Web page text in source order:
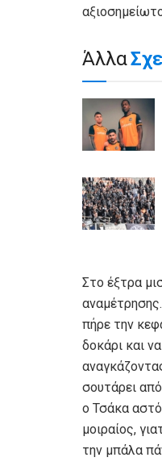
Άλλα
Στο έξτρα
πήρε την
δοκάρι και
σουτάρει
ο Τσάκα
μοιραίος,
την μπάλα